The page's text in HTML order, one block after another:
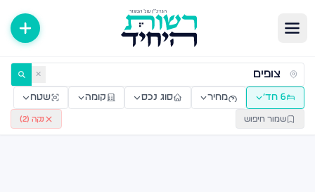
דירות למכירה ולהשכרה — רשות היחיד ✕
6 חד׳ מחיר סוג נכס קומה שטח
שמור חיפוש נקה (2
)